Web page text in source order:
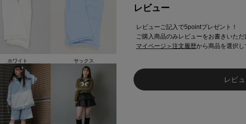
※ご注意
モニターの設定状況によって
あらかじめご了承ください。
総柄の商品は使用している生
レビュー
レビューご記入で5pointプレゼント！
ご購入商品のみレビューをお書きいただ
マイページ＞注文履歴から商品を選択
レビ
ホワイト サックス